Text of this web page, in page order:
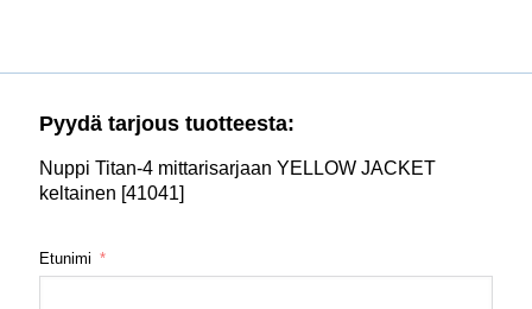
Pyydä tarjous tuotteesta:
Nuppi Titan-4 mittarisarjaan YELLOW JACKET
keltainen [41041]
Etunimi